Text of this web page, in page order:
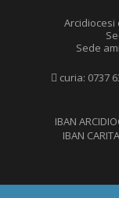
Arcidiocesi
Sede
curia: 0737
IBAN
IBAN